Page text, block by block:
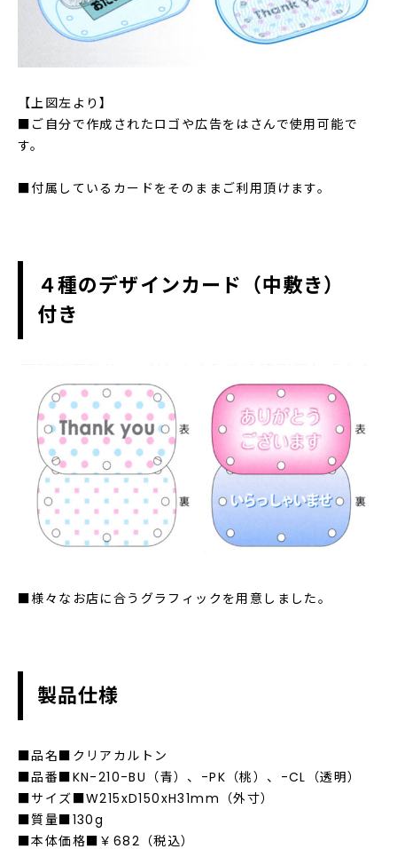
【上図左より】
■ご自分で作成されたロゴや広告をはさんで使用可能で
す。
■付属しているカードをそのままご利用頂けます。
４種のデザインカード（中敷き）
付き
■様々なお店に合うグラフィックを用意しました。
製品仕様
■品名■クリアカルトン
■品番■KN-210-BU（青）、-PK（桃）、-CL（透明）
■サイズ■W215xD150xH31mm（外寸）
■質量■130g
■本体価格■￥682（税込）